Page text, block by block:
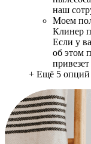
наш
Моем
Клинер
Если у
об этом
+ Ещё 5 опций